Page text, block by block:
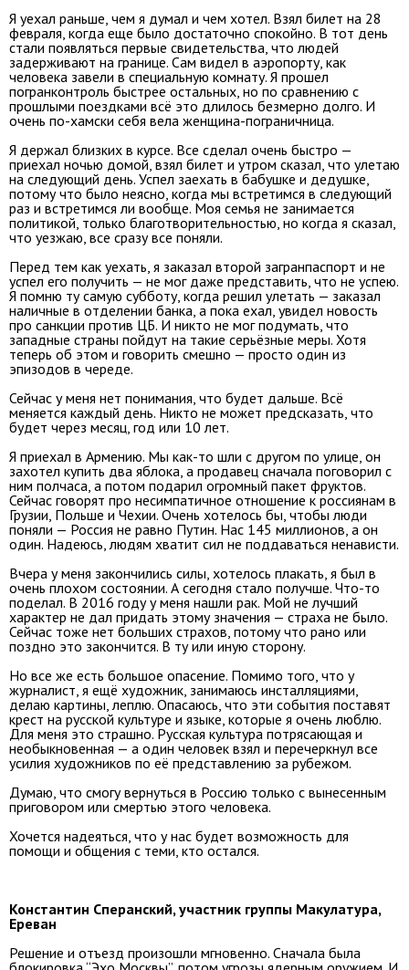
Я уехал раньше, чем я думал и чем хотел. Взял билет на 28
февраля, когда еще было достаточно спокойно. В тот день
стали появляться первые свидетельства, что людей
задерживают на границе. Сам видел в аэропорту, как
человека завели в специальную комнату. Я прошел
погранконтроль быстрее остальных, но по сравнению с
прошлыми поездками всё это длилось безмерно долго. И
очень по-хамски себя вела женщина-пограничница.
Я держал близких в курсе. Все сделал очень быстро —
приехал ночью домой, взял билет и утром сказал, что улетаю
на следующий день. Успел заехать в бабушке и дедушке,
потому что было неясно, когда мы встретимся в следующий
раз и встретимся ли вообще. Моя семья не занимается
политикой, только благотворительностью, но когда я сказал,
что уезжаю, все сразу все поняли.
Перед тем как уехать, я заказал второй загранпаспорт и не
успел его получить — не мог даже представить, что не успею.
Я помню ту самую субботу, когда решил улетать — заказал
наличные в отделении банка, а пока ехал, увидел новость
про санкции против ЦБ. И никто не мог подумать, что
западные страны пойдут на такие серьёзные меры. Хотя
теперь об этом и говорить смешно — просто один из
эпизодов в череде.
Сейчас у меня нет понимания, что будет дальше. Всё
меняется каждый день. Никто не может предсказать, что
будет через месяц, год или 10 лет.
Я приехал в Армению. Мы как-то шли с другом по улице, он
захотел купить два яблока, а продавец сначала поговорил с
ним полчаса, а потом подарил огромный пакет фруктов.
Сейчас говорят про несимпатичное отношение к россиянам в
Грузии, Польше и Чехии. Очень хотелось бы, чтобы люди
поняли — Россия не равно Путин. Нас 145 миллионов, а он
один. Надеюсь, людям хватит сил не поддаваться ненависти.
Вчера у меня закончились силы, хотелось плакать, я был в
очень плохом состоянии. А сегодня стало получше. Что-то
поделал. В 2016 году у меня нашли рак. Мой не лучший
характер не дал придать этому значения — страха не было.
Сейчас тоже нет больших страхов, потому что рано или
поздно это закончится. В ту или иную сторону.
Но все же есть большое опасение. Помимо того, что у
журналист, я ещё художник, занимаюсь инсталляциями,
делаю картины, леплю. Опасаюсь, что эти события поставят
крест на русской культуре и языке, которые я очень люблю.
Для меня это страшно. Русская культура потрясающая и
необыкновенная — а один человек взял и перечеркнул все
усилия художников по её представлению за рубежом.
Думаю, что смогу вернуться в Россию только с вынесенным
приговором или смертью этого человека.
Хочется надеяться, что у нас будет возможность для
помощи и общения с теми, кто остался.
Константин Сперанский, участник группы Макулатура,
Ереван
Решение и отъезд произошли мгновенно. Сначала была